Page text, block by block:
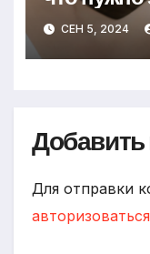
СЕН 5, 2024
Для отправки
авторизоваться